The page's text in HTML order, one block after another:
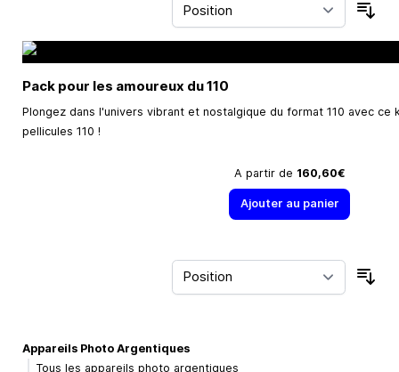
Pack pour les amoureux du 110
Plongez dans l'univers vibrant et nostalgique du format 110 avec
pellicules 110 !
A partir de 160,60€
Ajouter au panier
Appareils Photo Argentiques
Tous les appareils photo argentiques